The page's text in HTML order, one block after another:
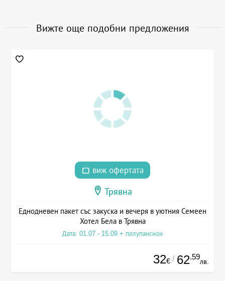
Вижте още подобни предложения
виж офертата
Трявна
Еднодневен пакет със закуска и вечеря в уютния Семеен
Хотел Бела в Трявна
Дата: 01.07 - 15.09 + полупансион
32€ / 62.59
лв.